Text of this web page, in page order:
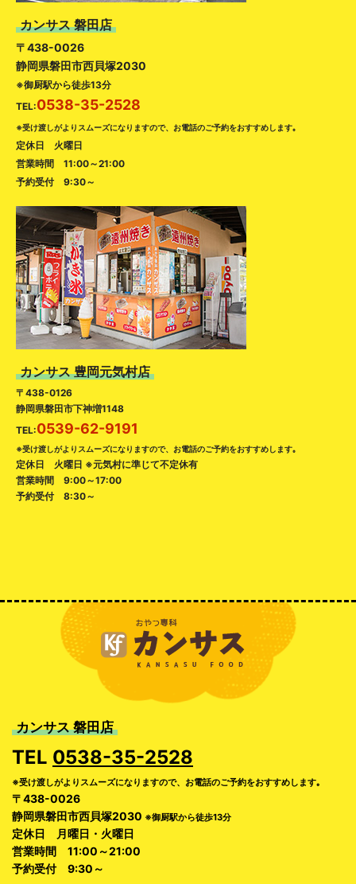
カンサス 磐田店
〒438-0026
静岡県磐田市西貝塚2030
※御厨駅から徒歩13分
TEL:0538-35-2528
※受け渡しがよりスムーズになりますので、お電話のご予約をおすすめします｡
定休日 火曜日
営業時間 11:00～21:00
予約受付 9:30～
カンサス 豊岡元気村店
〒438-0126
静岡県磐田市下神増1148
TEL:0539-62-9191
※受け渡しがよりスムーズになりますので、お電話のご予約をおすすめします｡
定休日 火曜日 ※元気村に準じて不定休有
営業時間 9:00～17:00
予約受付 8:30～
カンサス 磐田店
TEL 0538-35-2528
※受け渡しがよりスムーズになりますので、お電話のご予約をおすすめします｡
〒438-0026
静岡県磐田市西貝塚2030 ※御厨駅から徒歩13分
定休日 月曜日・火曜日
営業時間 11:00～21:00
予約受付 9:30～